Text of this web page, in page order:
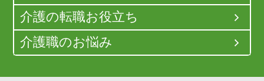
介護の転職お役立ち
介護職のお悩み